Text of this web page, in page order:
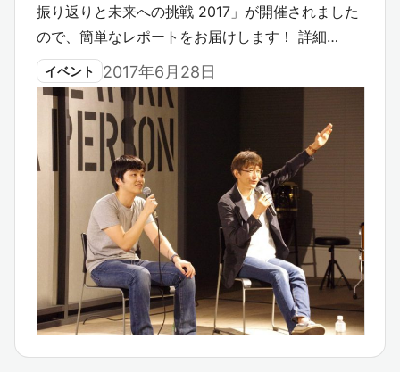
振り返りと未来への挑戦 2017」が開催されました
ので、簡単なレポートをお届けします！ 詳細…
イベント 2017年6月28日